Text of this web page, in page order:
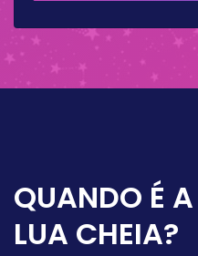
QUANDO É
LUA CHEIA?